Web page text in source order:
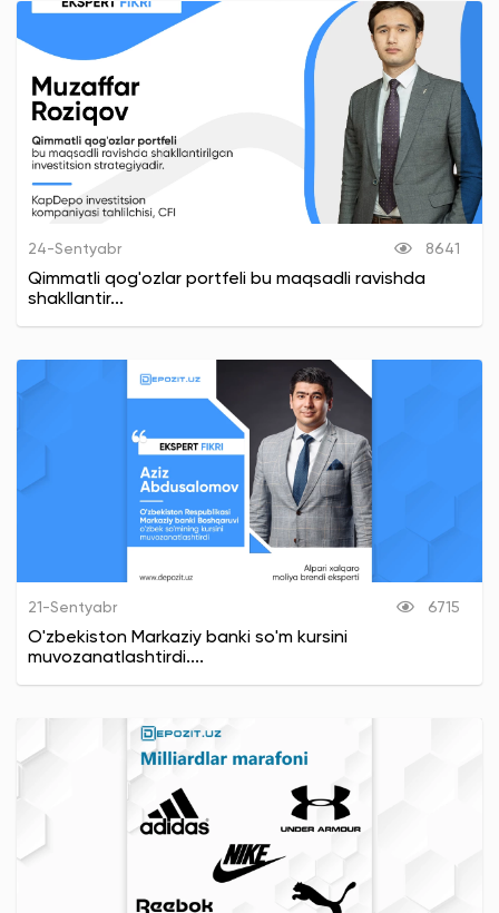
24-Sentyabr 8641
Qimmatli qog'ozlar portfeli bu maqsadli ravishda
shakllantir...
21-Sentyabr 6715
O'zbekiston Markaziy banki so'm kursini
muvozanatlashtirdi....